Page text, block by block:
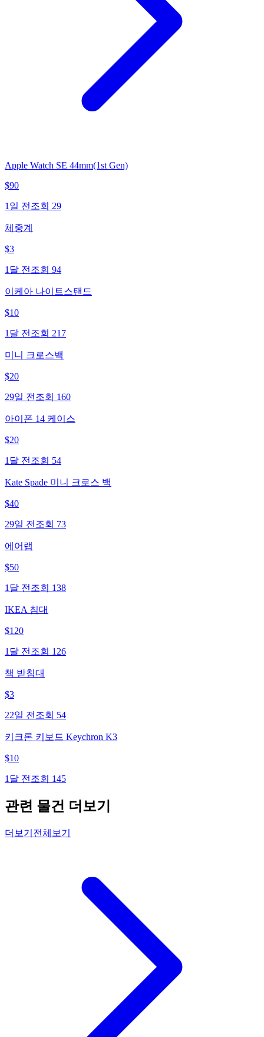
Apple Watch SE 44mm(1st Gen)
$90
1일 전 조회 29
체중계
$3
1달 전 조회 94
이케아 나이트스탠드
$10
1달 전 조회 217
미니 크로스백
$20
29일 전 조회 160
아이폰 14 케이스
$20
1달 전 조회 54
Kate Spade 미니 크로스 백
$40
29일 전 조회 73
에어랩
$50
1달 전 조회 138
IKEA 침대
$120
1달 전 조회 126
책 받침대
$3
22일 전 조회 54
키크론 키보드 Keychron K3
$10
1달 전 조회 145
관련 물건 더보기
더보기 전체보기